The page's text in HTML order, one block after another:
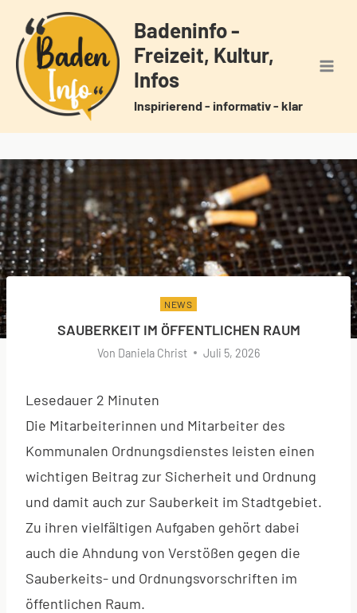
Inhalt
springen
Badeninfo -
Freizeit, Kultur,
Infos
Inspirierend - informativ - klar
NEWS
SAUBERKEIT IM ÖFFENTLICHEN RAUM
Von Daniela Christ Juli 5, 2026
Lesedauer 2 Minuten
Die Mitarbeiterinnen und Mitarbeiter des
Kommunalen Ordnungsdienstes leisten einen
wichtigen Beitrag zur Sicherheit und Ordnung
und damit auch zur Sauberkeit im Stadtgebiet.
Zu ihren vielfältigen Aufgaben gehört dabei
auch die Ahndung von Verstößen gegen die
Sauberkeits- und Ordnungsvorschriften im
öffentlichen Raum.